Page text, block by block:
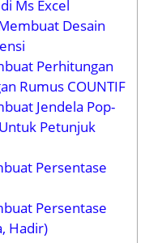
Ms Excel
Desain
Perhitungan
Rumus COUNTIF
Jendela Pop-
Petunjuk
Persentase
Persentase
Hadir)